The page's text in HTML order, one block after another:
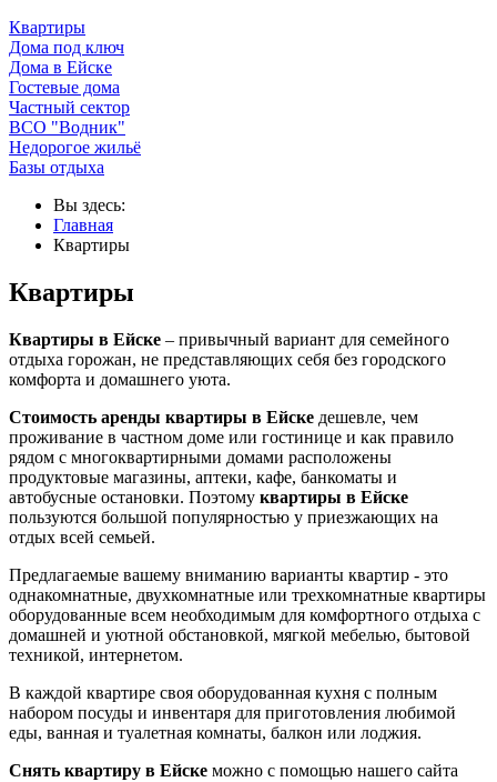
Квартиры
Дома под ключ
Дома в Ейске
Гостевые дома
Частный сектор
ВСО "Водник"
Недорогое жильё
Базы отдыха
Вы здесь:
Главная
Квартиры
Квартиры
Квартиры в Ейске – привычный вариант для семейного
отдыха горожан, не представляющих себя без городского
комфорта и домашнего уюта.
Стоимость аренды квартиры в Ейске дешевле, чем
проживание в частном доме или гостинице и как правило
рядом с многоквартирными домами расположены
продуктовые магазины, аптеки, кафе, банкоматы и
автобусные остановки. Поэтому квартиры в Ейске
пользуются большой популярностью у приезжающих на
отдых всей семьей.
Предлагаемые вашему вниманию варианты квартир - это
однакомнатные, двухкомнатные или трехкомнатные квартиры
оборудованные всем необходимым для комфортного отдыха с
домашней и уютной обстановкой, мягкой мебелью, бытовой
техникой, интернетом.
В каждой квартире своя оборудованная кухня с полным
набором посуды и инвентаря для приготовления любимой
еды, ванная и туалетная комнаты, балкон или лоджия.
Снять квартиру в Ейске можно с помощью нашего сайта